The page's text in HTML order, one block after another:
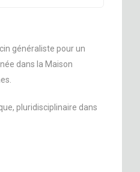
généraliste pour un
dans la Maison
pluridisciplinaire dans